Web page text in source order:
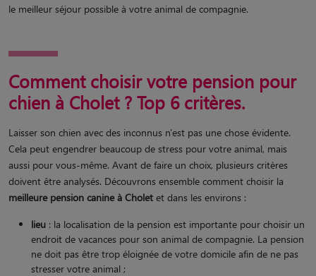
le meilleur séjour possible à votre animal de compagnie.
Comment choisir votre pension pour
chien à Cholet ? Top 6 critères.
Laisser son chien avec des inconnus n'est pas une chose évidente.
Cela peut engendrer beaucoup de stress pour votre animal, mais
aussi pour vous-même. Avant de faire un choix, plusieurs critères
doivent être analysés. Découvrons ensemble comment choisir la
meilleure pension canine à Cholet et dans les environs :
lieu : la localisation de la pension est importante pour choisir un
endroit de vacances pour son animal de compagnie. La pension
ne doit pas être trop éloignée de votre domicile afin de ne pas
stresser votre animal ;